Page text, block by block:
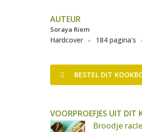
AUTEUR
Soraya Riem
Hardcover 184 pagina's
BESTEL DIT
VOORPROEFJES UIT DIT
Broodje